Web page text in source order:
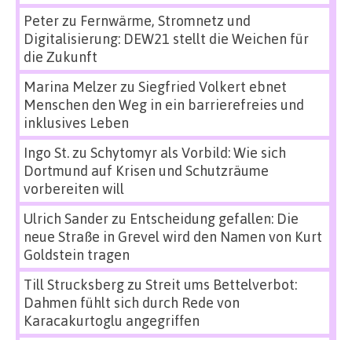
Peterzu Fernwärme, Stromnetz und
Digitalisierung: DEW21 stellt die Weichen für
die Zukunft
Marina Melzerzu Siegfried Volkert ebnet
Menschen den Weg in ein barrierefreies und
inklusives Leben
Ingo St.zu Schytomyr als Vorbild: Wie sich
Dortmund auf Krisen und Schutzräume
vorbereiten will
Ulrich Sanderzu Entscheidung gefallen: Die
neue Straße in Grevel wird den Namen von Kurt
Goldstein tragen
Till Strucksbergzu Streit ums Bettelverbot:
Dahmen fühlt sich durch Rede von
Karacakurtoglu angegriffen